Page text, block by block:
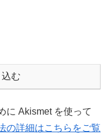
む
に Akismet を使って
の詳細はこちらをご覧